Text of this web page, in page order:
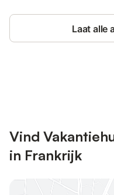
Laat alle
Vind
in Frankrijk